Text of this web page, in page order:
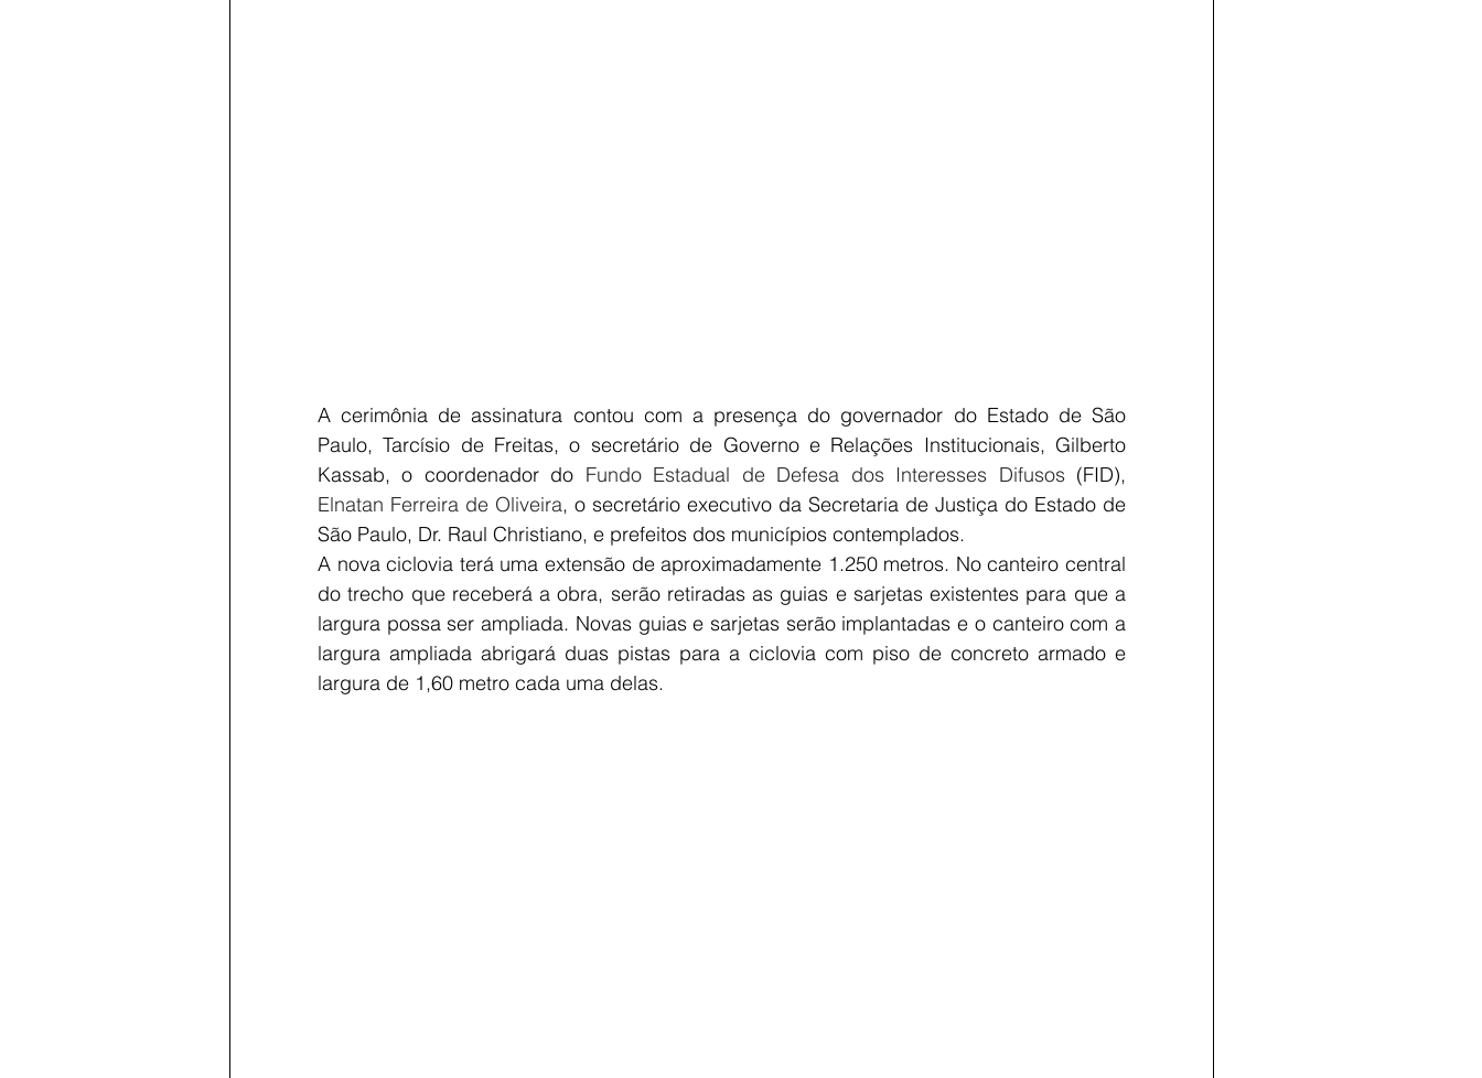
A cerimônia de assinatura contou com a presença do governador do Estado de São
Paulo, Tarcísio de Freitas, o secretário de Governo e Relações Institucionais, Gilberto
Kassab, o coordenador do Fundo Estadual de Defesa dos Interesses Difusos
Elnatan Ferreira de Oliveira, o secretário executivo da Secretaria de Justiça do Estado de
São Paulo, Dr. Raul Christiano, e prefeitos dos municípios contemplados.
A nova ciclovia terá uma extensão de aproximadamente 1.250 metros. No canteiro central
do trecho que receberá a obra, serão retiradas as guias e sarjetas existentes para que a
largura possa ser ampliada. Novas guias e sarjetas serão implantadas e o canteiro com a
largura ampliada abrigará duas pistas para a ciclovia com piso de concreto armado e
largura de 1,60 metro cada uma delas.